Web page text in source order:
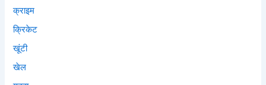
क्राइम
क्रिकेट
खूंटी
खेल